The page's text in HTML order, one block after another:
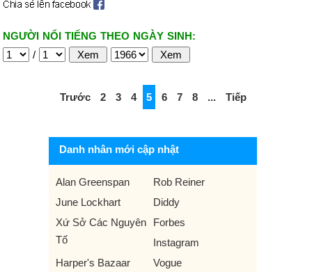
NGƯỜI NỔI TIẾNG THEO NGÀY SINH:
/
Trước 2 3 4 5 6 7 8 ... Tiếp
Danh nhân mới cập nhật
Alan Greenspan
Rob Reiner
June Lockhart
Diddy
Xứ Sở Các Nguyên
Tố
Forbes
Instagram
Harper's Bazaar
Vogue